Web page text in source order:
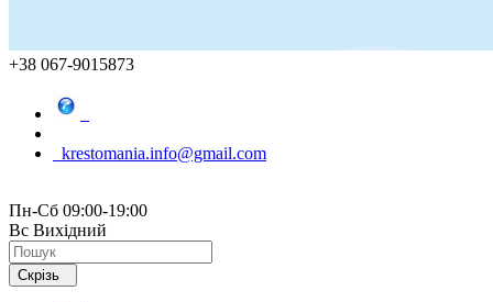
+38 067-9015873
krestomania.info@gmail.com
Пн-Сб 09:00-19:00
Вс Вихідний
Скрізь